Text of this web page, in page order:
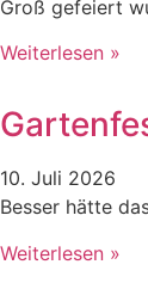
Groß gefeiert
Weiterlesen »
10. Juli 2026
Besser hätte
Weiterlesen »